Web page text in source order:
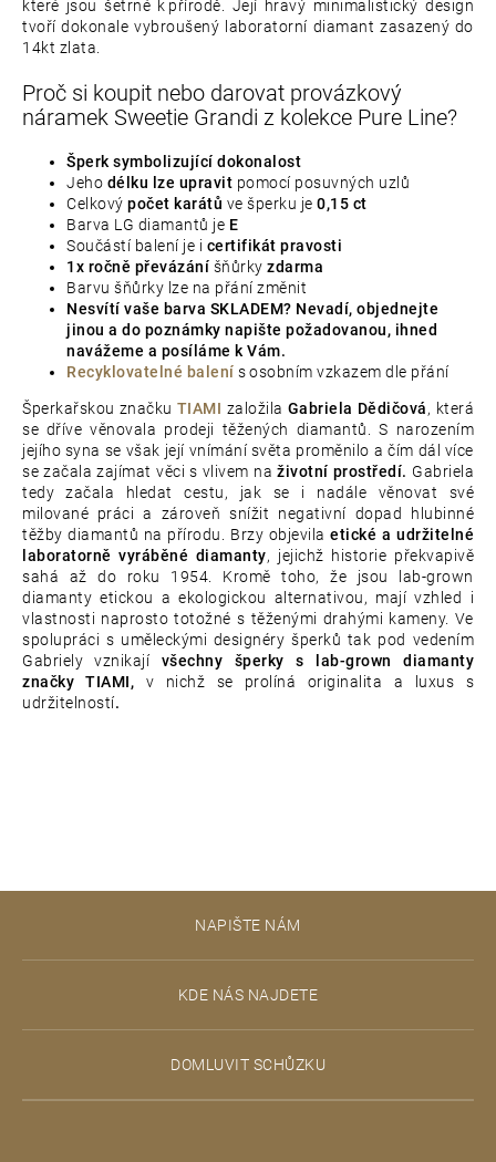
které jsou šetrné k přírodě. Její hravý minimalistický design
tvoří dokonale vybroušený laboratorní diamant zasazený do
14kt zlata.
Proč si koupit nebo darovat provázkový
náramek Sweetie Grandi z kolekce Pure Line?
Šperk symbolizující dokonalost
Jeho délku lze upravit pomocí posuvných uzlů
Celkový počet karátů ve šperku je 0,15 ct
Barva LG diamantů je E
Součástí balení je i certifikát pravosti
1x ročně převázání šňůrky zdarma
Barvu šňůrky lze na přání změnit
Nesvítí vaše barva SKLADEM? Nevadí, objednejte
jinou a do poznámky napište požadovanou, ihned
navážeme a posíláme k Vám.
Recyklovatelné balení s osobním vzkazem dle přání
Šperkařskou značku TIAMI založila Gabriela Dědičová, která
se dříve věnovala prodeji těžených diamantů. S narozením
jejího syna se však její vnímání světa proměnilo a čím dál více
se začala zajímat věci s vlivem naživotní prostředí. Gabriela
tedy začala hledat cestu, jak se i nadále věnovat své
milované práci a zároveň snížit negativní dopad hlubinné
těžby diamantů na přírodu. Brzy objevilaetické a udržitelné
laboratorně vyráběné diamanty, jejichž historie překvapivě
sahá až do roku 1954. Kromě toho, že jsou lab-grown
diamanty etickou a ekologickou alternativou, mají vzhled i
vlastnosti naprosto totožné s těženými drahými kameny. Ve
spolupráci s uměleckými designéry šperků tak pod vedením
Gabriely vznikají všechny šperky s lab-grown diamanty
značky TIAMI, v nichž se prolíná originalita a luxus s
udržitelností.
NAPIŠTE NÁM
KDE NÁS NAJDETE
DOMLUVIT SCHŮZKU